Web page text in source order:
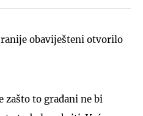
obaviješteni otvorilo
to građani ne bi